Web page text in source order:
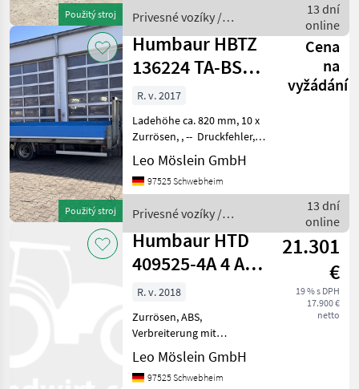
Použitý stroj
Privesné vozíky /
Humbaur
13 dní
online
Použitý stroj
Humbaur HBTZ
136224 TA-BS
13,6 t
Tandemtieflader
Cena
na
vyžádání
R. v. 2017
Ladehöhe ca. 820 mm, 10 x
Zurrösen, , -- Druckfehler,
Irrtümer und Änderungen
vorbehalten, Muster-
Bilder --, Mehr Daten unter:
voz
Leo Möslein GmbH
97525 Schwebheim
Privesné vozíky /
Humbaur
13 dní
online
Humbaur HTD
409525-4A 4 Achs
Tiefladeranhänger,
kein Mül
21.301
€
19 % s DPH
17.900 €
netto
R. v. 2018
Zurrösen, ABS,
Verbreiterung mit
Warntafeln, Fahrzeug wird
im Auftrag verkauft., , --
Druckfehler, Irrtümer und
Leo Möslein GmbH
97525 Schwebheim